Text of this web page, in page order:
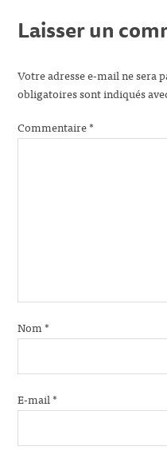
Laisser un
Votre adresse e-mail ne sera
obligatoires sont indiqués
Commentaire*
Nom*
E-mail*